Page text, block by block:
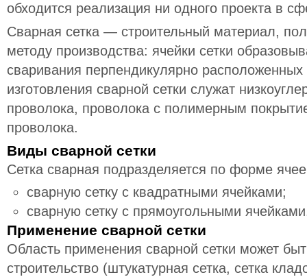
обходится реализация ни одного проекта в
Сварная сетка — строительный материал,
методу производства: ячейки сетки
сваривания перпендикулярно
изготовления сварной сетки служат
проволока, проволока с полимерным
проволока.
Виды сварной сетки
Сетка сварная подразделяется по форме
сварную сетку с квадратными ячейками;
сварную сетку с прямоугольными
Применение сварной сетки
Область применения сварной сетки может
строительство (штукатурная сетка, сетка